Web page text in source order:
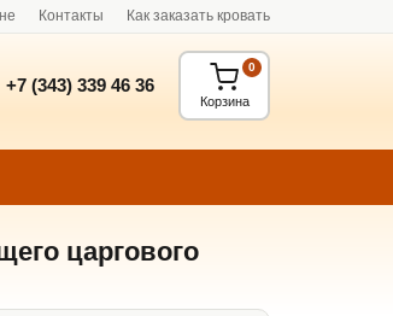
Контакты Как заказать кровать
+7 (343) 339 46 36
Корзина
0
царгового